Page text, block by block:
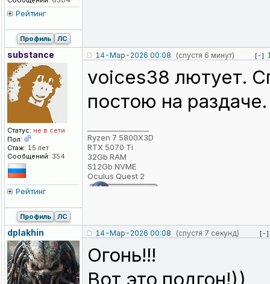
Рейтинг
Профиль ЛС
substance
Статус: не в сети
Пол:
Стаж: 15 лет
Сообщений: 354
Рейтинг
14-Мар-2026 00:08 (спустя 6 минут) [-]
voices38 лютует.
постою на раздаче.
Ryzen 7 5800X3D
RTX 5070 Ti
32Gb RAM
512Gb NVME
Oculus Quest 2
Профиль ЛС
dplakhin 14-Мар-2026 00:08 (спустя 7 секунд) [-]
Огонь!!!
Вот это подгон!))